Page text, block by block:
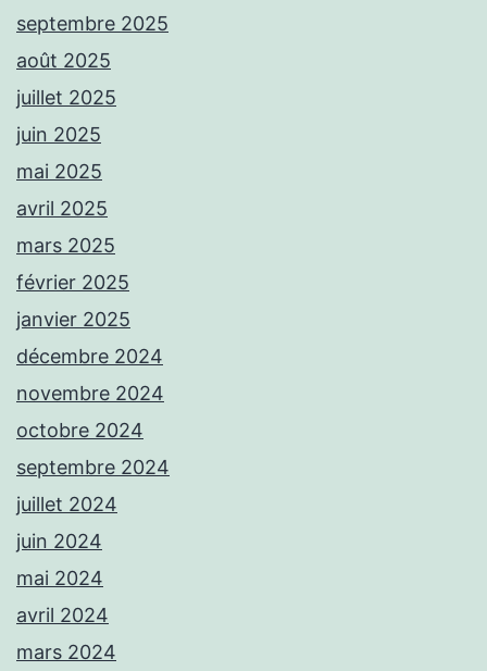
septembre 2025
août 2025
juillet 2025
juin 2025
mai 2025
avril 2025
mars 2025
février 2025
janvier 2025
décembre 2024
novembre 2024
octobre 2024
septembre 2024
juillet 2024
juin 2024
mai 2024
avril 2024
mars 2024